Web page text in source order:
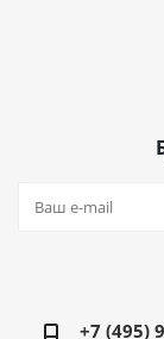
+7 (495)